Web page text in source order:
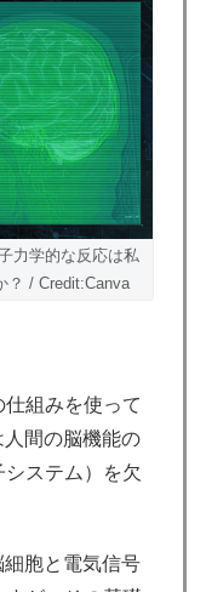
力学的な反応は私
？ / Credit:Canva
組みを使って
間の脳機能の
ステム）を欠
胞と電気信号